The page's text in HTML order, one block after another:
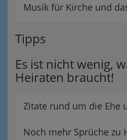
Musik für Kirche und
Tipps
Es ist nicht wenig,
Heiraten braucht!
Zitate rund um die Ehe
Noch mehr Sprüche zu